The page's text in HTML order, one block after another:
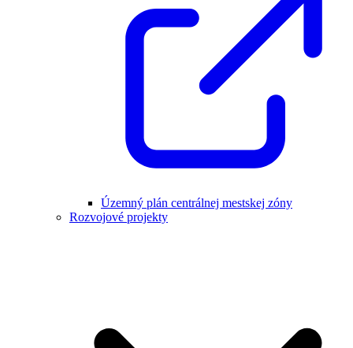
Územný plán centrálnej mestskej zóny
Rozvojové projekty